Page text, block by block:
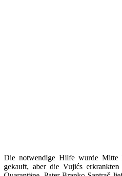
Die notwendige Hilfe wurde Mitte
gekauft, aber die Vujićs